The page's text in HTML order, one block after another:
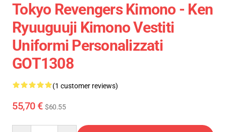
Tokyo Revengers Kimono - Ken
Ryuuguuji Kimono Vestiti
Uniformi Personalizzati
GOT1308
(1 customer reviews)
55,70 € $60.55